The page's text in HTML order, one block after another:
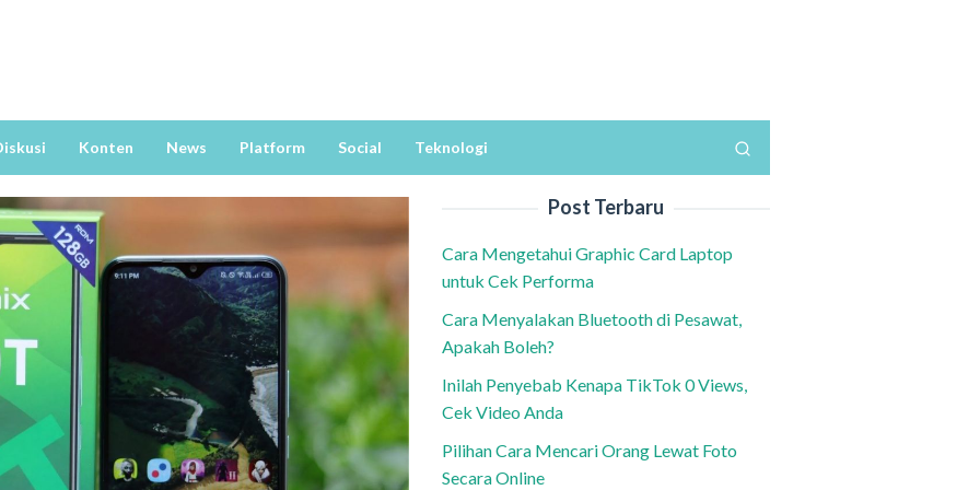
Konten News Platform Social Teknologi
Post Terbaru
Cara Mengetahui Graphic Card Laptop
untuk Cek Performa
Cara Menyalakan Bluetooth di Pesawat,
Apakah Boleh?
Inilah Penyebab Kenapa TikTok 0 Views,
Cek Video Anda
Pilihan Cara Mencari Orang Lewat Foto
Secara Online